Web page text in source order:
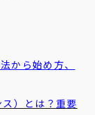
から始め方、
ス）とは？重要